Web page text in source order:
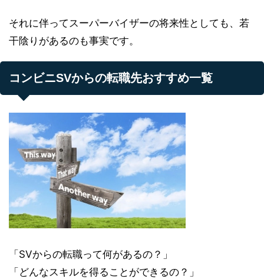
それに伴ってスーパーバイザーの将来性としても、若
干陰りがあるのも事実です。
コンビニSVからの転職先おすすめ一覧
「SVからの転職って何があるの？」
「どんなスキルを得ることができるの？」